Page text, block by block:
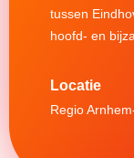
tussen
hoofd- en
Regio